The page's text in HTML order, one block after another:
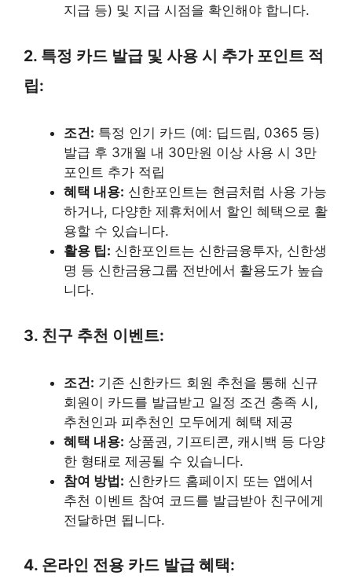
지급 등) 및 지급 시점을 확인해야 합니다.
2. 특정 카드 발급 및 사용 시 추가 포인트 적
립:
조건: 특정 인기 카드 (예: 딥드림, 0365 등)
발급 후 3개월 내 30만원 이상 사용 시 3만
포인트 추가 적립
혜택 내용: 신한포인트는 현금처럼 사용 가능
하거나, 다양한 제휴처에서 할인 혜택으로 활
용할 수 있습니다.
활용 팁: 신한포인트는 신한금융투자, 신한생
명 등 신한금융그룹 전반에서 활용도가 높습
니다.
3. 친구 추천 이벤트:
조건: 기존 신한카드 회원 추천을 통해 신규
회원이 카드를 발급받고 일정 조건 충족 시,
추천인과 피추천인 모두에게 혜택 제공
혜택 내용: 상품권, 기프티콘, 캐시백 등 다양
한 형태로 제공될 수 있습니다.
참여 방법: 신한카드 홈페이지 또는 앱에서
추천 이벤트 참여 코드를 발급받아 친구에게
전달하면 됩니다.
4. 온라인 전용 카드 발급 혜택: